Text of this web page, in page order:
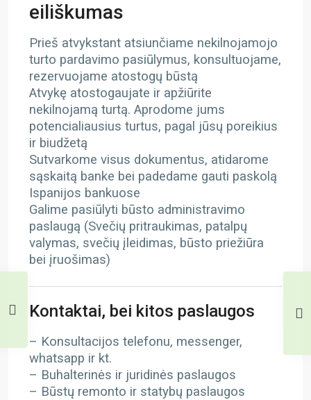
eiliškumas
Prieš atvykstant atsiunčiame nekilnojamojo
turto pardavimo pasiūlymus, konsultuojame,
rezervuojame atostogų būstą
Atvykę atostogaujate ir apžiūrite
nekilnojamą turtą. Aprodome jums
potencialiausius turtus, pagal jūsų poreikius
ir biudžetą
Sutvarkome visus dokumentus, atidarome
sąskaitą banke bei padedame gauti paskolą
Ispanijos bankuose
Galime pasiūlyti būsto administravimo
paslaugą (Svečių pritraukimas, patalpų
valymas, svečių įleidimas, būsto priežiūra
bei įruošimas)
Kontaktai, bei kitos paslaugos
– Konsultacijos telefonu, messenger,
whatsapp ir kt.
– Buhalterinės ir juridinės paslaugos
– Būstų remonto ir statybų paslaugos